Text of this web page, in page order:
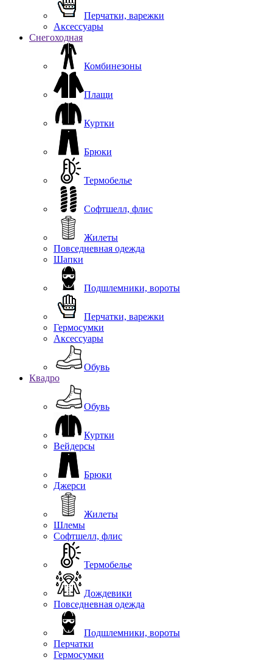
Перчатки, варежки
Аксессуары
Снегоходная
Комбинезоны
Плащи
Куртки
Брюки
Термобелье
Софтшелл, флис
Жилеты
Повседневная одежда
Шапки
Подшлемники, вороты
Перчатки, варежки
Гермосумки
Аксессуары
Обувь
Квадро
Обувь
Куртки
Вейдерсы
Брюки
Джерси
Жилеты
Шлемы
Софтшелл, флис
Термобелье
Дождевики
Повседневная одежда
Подшлемники, вороты
Перчатки
Гермосумки